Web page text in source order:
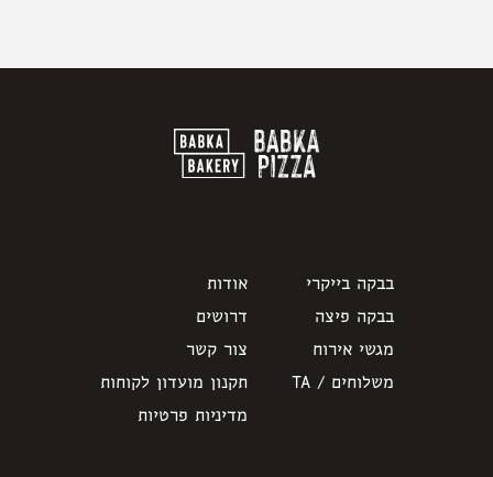
בבקה בייקרי
בבקה פיצה
מגשי אירוח
משלוחים / TA
אודות
דרושים
צור קשר
תקנון מועדון לקוחות
מסוג
מדיניות פרטיות